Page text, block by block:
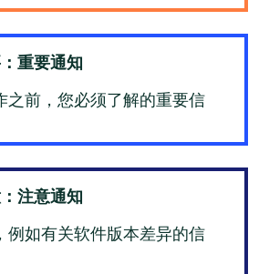
重要通知
之前，您必须了解的重要信
注意通知
例如有关软件版本差异的信